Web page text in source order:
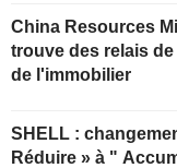
China Resources
trouve des relais
de l'immobilier
SHELL : changement d'opinion, de "
Réduire » à "